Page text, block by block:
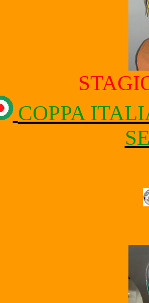
COPPA